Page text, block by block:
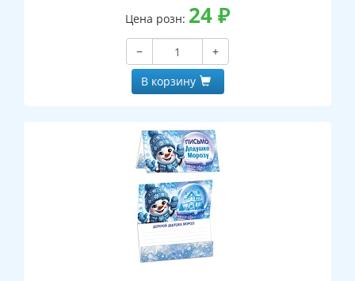
Цена розн: 24₽
−
+
В корзину